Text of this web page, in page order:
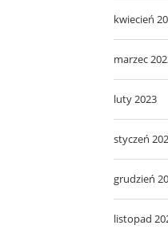
kwiecień
marzec
luty 2023
styczeń
grudzień
listopad